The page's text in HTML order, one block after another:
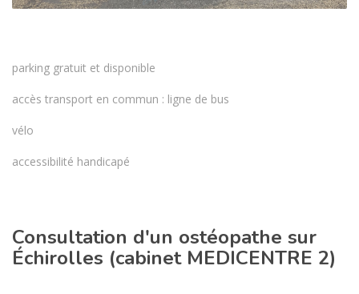
parking gratuit et disponible
accès transport en commun : ligne de bus
vélo
accessibilité handicapé
Consultation d'un ostéopathe sur
Échirolles (cabinet MEDICENTRE 2)